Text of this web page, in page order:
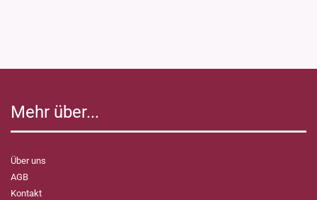
Mehr über...
Über uns
AGB
Kontakt